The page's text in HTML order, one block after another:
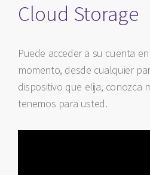
Cloud Storage
Puede acceder a su cuenta
momento, desde cualquier
dispositivo que elija, conozca
tenemos para usted.